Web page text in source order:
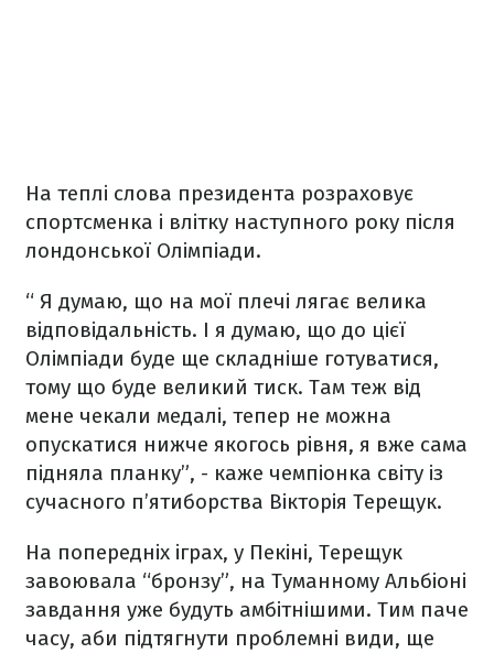
На теплі слова президента розраховує
спортсменка і влітку наступного року після
лондонської Олімпіади.
“ Я думаю, що на мої плечі лягає велика
відповідальність. І я думаю, що до цієї
Олімпіади буде ще складніше готуватися,
тому що буде великий тиск. Там теж від
мене чекали медалі, тепер не можна
опускатися нижче якогось рівня, я вже сама
підняла планку”, - каже чемпіонка світу із
сучасного п’ятиборства Вікторія Терещук.
На попередніх іграх, у Пекіні, Терещук
завоювала “бронзу”, на Туманному Альбіоні
завдання уже будуть амбітнішими. Тим паче
часу, аби підтягнути проблемні види, ще